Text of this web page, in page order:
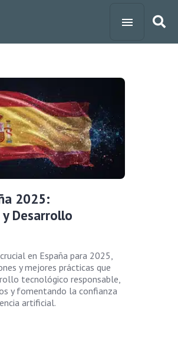
2025:
Desarrollo
en España para 2025,
y mejores prácticas que
tecnológico responsable,
y fomentando la confianza
artificial.